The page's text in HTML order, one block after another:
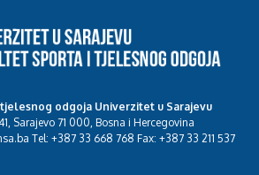
odgoja Univerzitet u Sarajevu
Sarajevo 71 000, Bosna i Hercegovina
Tel: +387 33 668 768 Fax: +387 33 211 537